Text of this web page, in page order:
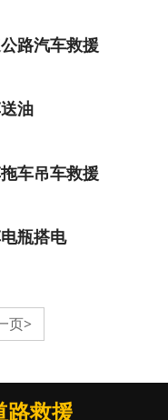
路汽车救援
油
车吊车救援
瓶搭电
页>
路救援